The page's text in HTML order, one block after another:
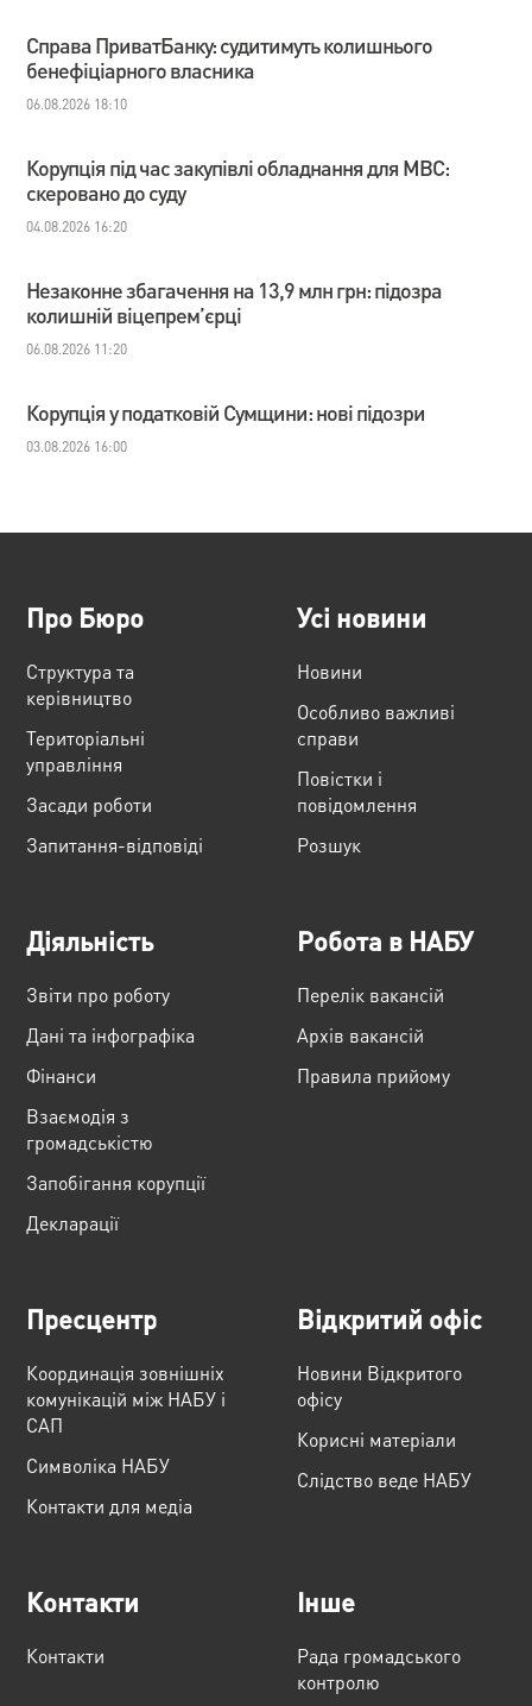
Справа ПриватБанку: судитимуть колишнього
бенефіціарного власника
06.08.2026 18:10
Корупція під час закупівлі обладнання для МВС:
скеровано до суду
04.08.2026 16:20
Незаконне збагачення на 13,9 млн грн: підозра
колишній віцепрем’єрці
06.08.2026 11:20
Корупція у податковій Сумщини: нові підозри
03.08.2026 16:00
Про Бюро
Структура та
керівництво
Територіальні
управління
Засади роботи
Запитання-відповіді
Усі новини
Новини
Особливо важливі
справи
Повістки і
повідомлення
Розшук
Діяльність
Звіти про роботу
Дані та інфографіка
Фінанси
Взаємодія з
громадськістю
Запобігання корупції
Декларації
Робота в НАБУ
Перелік вакансій
Архів вакансій
Правила прийому
Пресцентр
Координація зовнішніх
комунікацій між НАБУ і
САП
Cимволіка НАБУ
Контакти для медіа
Відкритий офіс
Новини Відкритого
офісу
Корисні матеріали
Слідство веде НАБУ
Контакти
Контакти
Інше
Рада громадського
контролю